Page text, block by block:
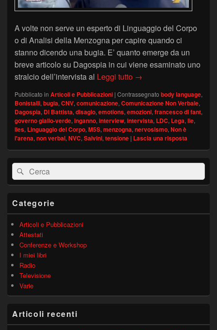
A volte non serve un esperto di Linguaggio del Corpo
o di Analisi della Menzogna per capire quando ci
stanno dicendo una bugia. E’ quanto emerge da un
breve articolo su Dagospia in cui viene esaminato uno
stralcio dell’intervista al Leggi tutto I segnali di menzogna
→
Pubblicato in Articoli e Pubblicazioni | Contrassegnato body language,
Bonistalli, bugia, CNV, comunicazione, Comunicazione Non Verbale,
Dagospia, Di Battista, disagio, emotions, emozioni, francesco di fant,
governo giallo-verde, inganno, interview, intervista, LDC, Lega, lie,
lies, Linguaggio del Corpo, M5S, menzogna, nervosismo, Non è
l'arena, non verbal, NVC, Salvini, tensione | Lascia una risposta
Area
widget
barra
Cerca:Cerca
Categorie
Articoli e Pubblicazioni
Attestati
Conferenze e Workshop
I miei libri
Radio
Televisione
Varie
Articoli recenti